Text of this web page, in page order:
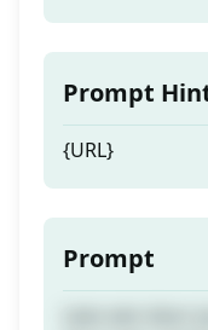
Prompt
{URL}
Prompt